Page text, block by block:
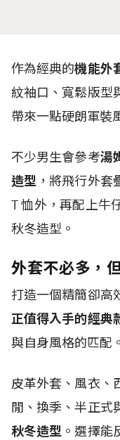
作為經典的機能外
紋袖口、寬鬆版型
帶來一點硬朗軍裝
不少男生會參考湯
造型 ，將飛行外
T恤外，再配上牛
秋冬造型。
外套不必多，
打造一個精簡卻高
正值得入手的經典
與自身風格的匹配。
皮革外套、風衣、
閒、換季、半正式
秋冬造型 。選擇能